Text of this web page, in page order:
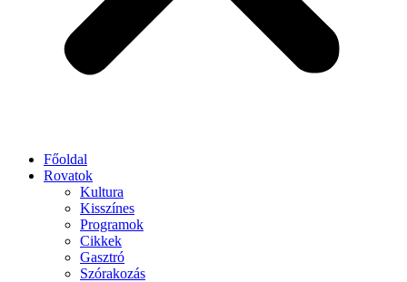
Főoldal
Rovatok
Kultura
Kisszínes
Programok
Cikkek
Gasztró
Szórakozás